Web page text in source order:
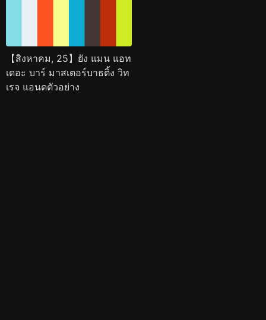
【สิงหาคม, 25】ยัง แมน แอท
เดอะ บาร์ มาสเตอร์บาธติ้ง วิท
เรจ แอนดตัวอย่าง